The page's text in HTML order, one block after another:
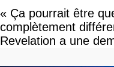
« Ça pourrait être
complètement
Revelation a une